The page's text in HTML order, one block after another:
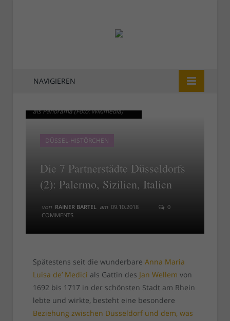
NAVIGIEREN
als Panorama (Foto: Wikimedia)
DÜSSEL-HISTÖRCHEN
Die 7 Partnerstädte Düsseldorfs
(2): Palermo, Sizilien, Italien
von RAINER BARTEL am 09.10.2018
0
COMMENTS
als Panorama (Foto: Wikimedia)
Spätestens seit die wunderbare Anna Maria
Luisa de’ Medici als Gattin des Jan Wellem von
1692 bis 1717 in der schönsten Stadt am Rhein
lebte und wirkte, besteht eine besondere
Beziehung zwischen Düsseldorf und dem, was